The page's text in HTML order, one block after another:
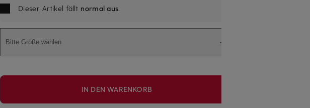
Dieser Artikel fällt normal aus.
Bitte Größe wählen
IN DEN WARENKORB